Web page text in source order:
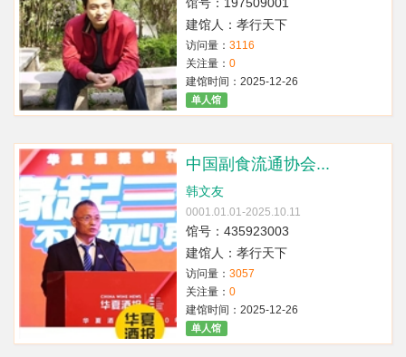
建馆人：孝行天下
访问量： 3116
关注量： 0
建馆时间：2025-12-26
单人馆
中国副食流通协会...
韩文友
0001.01.01-2025.10.11
馆号：435923003
建馆人：孝行天下
访问量： 3057
关注量： 0
建馆时间：2025-12-26
单人馆